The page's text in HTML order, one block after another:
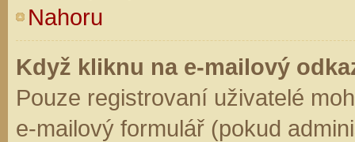
Nahoru
Když kliknu na e-mailový
Pouze registrovaní uživatelé
e-mailový formulář (pokud